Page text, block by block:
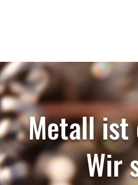
Metall ist
Wir